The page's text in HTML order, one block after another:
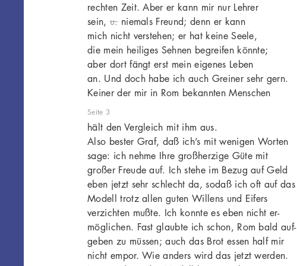
rechten Zeit. Aber er kann mir nur Lehrer
sein, u.niemals Freund; denn er kann
mich nicht verstehen; er hat keine Seele,
die mein heiliges Sehnen begreifen könnte;
aber dort fängt erst mein eigenes Leben
an. Und doch habe ich auch Greiner sehr gern.
Keiner der mir in Rom bekannten Menschen
Seite 3
hält den Vergleich mit ihm aus.
Also bester Graf, daß ich’s mit wenigen Worten
sage: ich nehme Ihre großherzige Güte mit
großer Freude auf. Ich stehe im Bezug auf Geld
eben jetzt sehr schlecht da, sodaß ich oft auf das
Modell trotz allen guten Willens und Eifers
verzichten mußte. Ich konnte es eben nicht er-
möglichen. Fast glaubte ich schon, Rom bald auf-
geben zu müssen; auch das Brot essen half mir
nicht empor. Wie anders wird das jetzt werden.